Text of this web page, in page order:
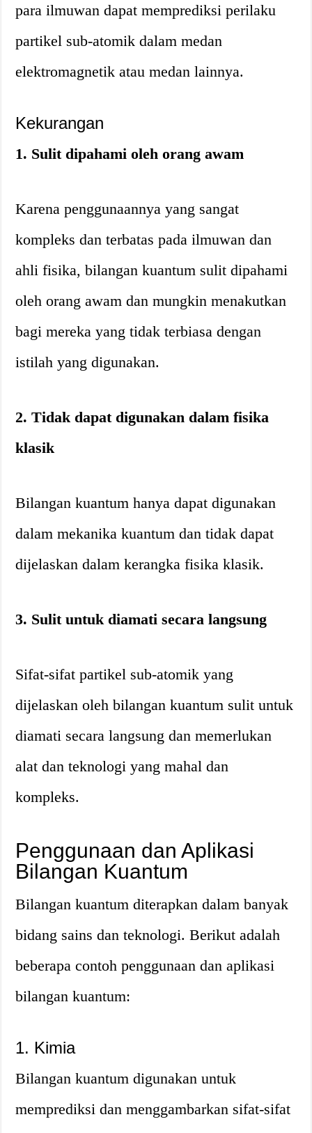
para ilmuwan dapat memprediksi perilaku
partikel sub-atomik dalam medan
elektromagnetik atau medan lainnya.
Kekurangan
1. Sulit dipahami oleh orang awam
Karena penggunaannya yang sangat
kompleks dan terbatas pada ilmuwan dan
ahli fisika, bilangan kuantum sulit dipahami
oleh orang awam dan mungkin menakutkan
bagi mereka yang tidak terbiasa dengan
istilah yang digunakan.
2. Tidak dapat digunakan dalam fisika
klasik
Bilangan kuantum hanya dapat digunakan
dalam mekanika kuantum dan tidak dapat
dijelaskan dalam kerangka fisika klasik.
3. Sulit untuk diamati secara langsung
Sifat-sifat partikel sub-atomik yang
dijelaskan oleh bilangan kuantum sulit untuk
diamati secara langsung dan memerlukan
alat dan teknologi yang mahal dan
kompleks.
Penggunaan dan Aplikasi
Bilangan Kuantum
Bilangan kuantum diterapkan dalam banyak
bidang sains dan teknologi. Berikut adalah
beberapa contoh penggunaan dan aplikasi
bilangan kuantum:
1. Kimia
Bilangan kuantum digunakan untuk
memprediksi dan menggambarkan sifat-sifat